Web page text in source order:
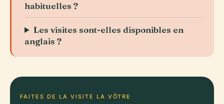
habituelles ?
Les visites sont-elles disponibles en
anglais ?
FAITES DE LA VISITE LA VÔTRE